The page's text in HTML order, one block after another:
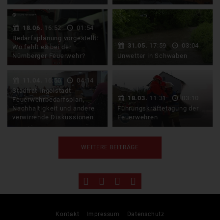
Wenn man an die
Feuerwehr denkt, denkt
man vermutlich als erstes
an das …
Eine gigantische
über …
18.06. 16:52
01:54
Bedarfsplanung vorgestellt:
Wo fehlt es bei der
Nürnberger Feuerwehr?
24. März im Nürnberger
Westen. Ein altes
Fachwerkhaus hatte
Feuer gefangen. 54 …
31.05. 17:59
03:04
Unwetter in Schwaben
Die Paar im Landkreis
Aichach-Friedberg ist
bereits teilweise über die
Ufer …
16:50
04:14
Stadtrat Ingolstadt:
Feuerwehrbedarfsplan,
Nachhaltigkeit und andere
verwirrende Diskussionen
Erfahrungsbericht zum …
18.03. 11:31
Führungskräftetagung der
Feuerwehren
Nächsten zur Wehr. 43000
Feuerwehrmitglieder
WEITERE BEITRÄGE
Kontakt Impressum Datenschutz